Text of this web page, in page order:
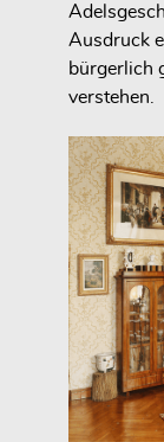
Ausdruck
bürgerlich
verstehen.